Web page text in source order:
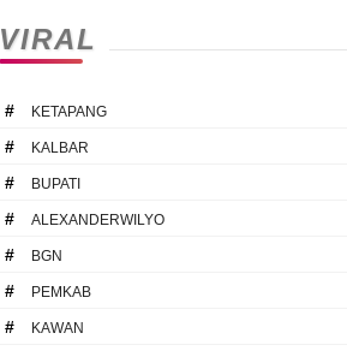
VIRAL
# KETAPANG
# KALBAR
# BUPATI
# ALEXANDERWILYO
# BGN
# PEMKAB
# KAWAN